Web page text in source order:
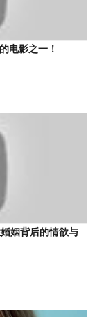
电影之一！
姻背后的情欲与